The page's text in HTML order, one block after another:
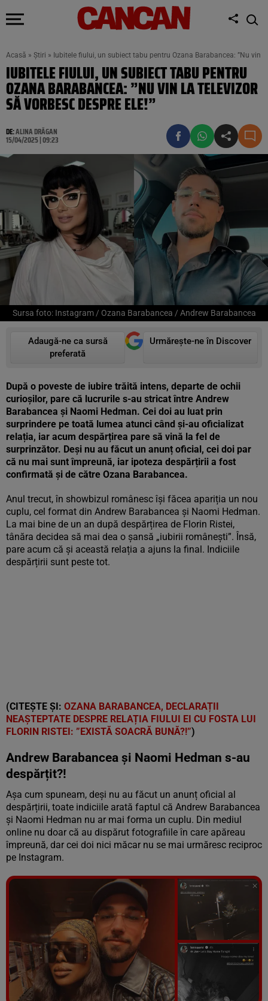
Acasă » Știri » Iubitele fiului, un subiect tabu pentru Ozana Barabancea: ”Nu vin
IUBITELE FIULUI, UN SUBIECT TABU PENTRU
OZANA BARABANCEA: ”NU VIN LA TELEVIZOR
SĂ VORBESC DESPRE ELE!”
DE:ALINA DRĂGAN
15/04/2025 | 09:23
Sursa foto: Instagram / Ozana Barabancea / Andrew Barabancea
Adaugă-ne ca sursă
preferată
Urmărește-ne în Discover
După o poveste de iubire trăită intens, departe de ochii
curioșilor, pare că lucrurile s-au stricat între Andrew
Barabancea și Naomi Hedman. Cei doi au luat prin
surprindere pe toată lumea atunci când și-au oficializat
relația, iar acum despărțirea pare să vină la fel de
surprinzător. Deși nu au făcut un anunț oficial, cei doi par
că nu mai sunt împreună, iar ipoteza despărțirii a fost
confirmată și de către Ozana Barabancea.
Anul trecut, în showbizul românesc își făcea apariția un nou
cuplu, cel format din Andrew Barabancea și Naomi Hedman.
La mai bine de un an după despărțirea de Florin Ristei,
tânăra decidea să mai dea o șansă „iubirii românești”. Însă,
pare acum că și această relația a ajuns la final. Indiciile
despărțirii sunt peste tot.
(CITEȘTE ȘI: OZANA BARABANCEA, DECLARAȚII
NEAȘTEPTATE DESPRE RELAȚIA FIULUI EI CU FOSTA LUI
FLORIN RISTEI: ”EXISTĂ SOACRĂ BUNĂ?!”)
Andrew Barabancea și Naomi Hedman s-au
despărțit?!
Așa cum spuneam, deși nu au făcut un anunț oficial al
despărțirii, toate indiciile arată faptul că Andrew Barabancea
și Naomi Hedman nu ar mai forma un cuplu. Din mediul
online nu doar că au dispărut fotografiile în care apăreau
împreună, dar cei doi nici măcar nu se mai urmăresc reciproc
pe Instagram.